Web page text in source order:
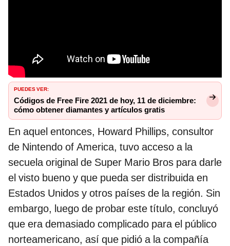
PUEDES VER:
Códigos de Free Fire 2021 de hoy, 11 de diciembre:
cómo obtener diamantes y artículos gratis
En aquel entonces, Howard Phillips, consultor
de Nintendo of America, tuvo acceso a la
secuela original de Super Mario Bros para darle
el visto bueno y que pueda ser distribuida en
Estados Unidos y otros países de la región. Sin
embargo, luego de probar este título, concluyó
que era demasiado complicado para el público
norteamericano, así que pidió a la compañía